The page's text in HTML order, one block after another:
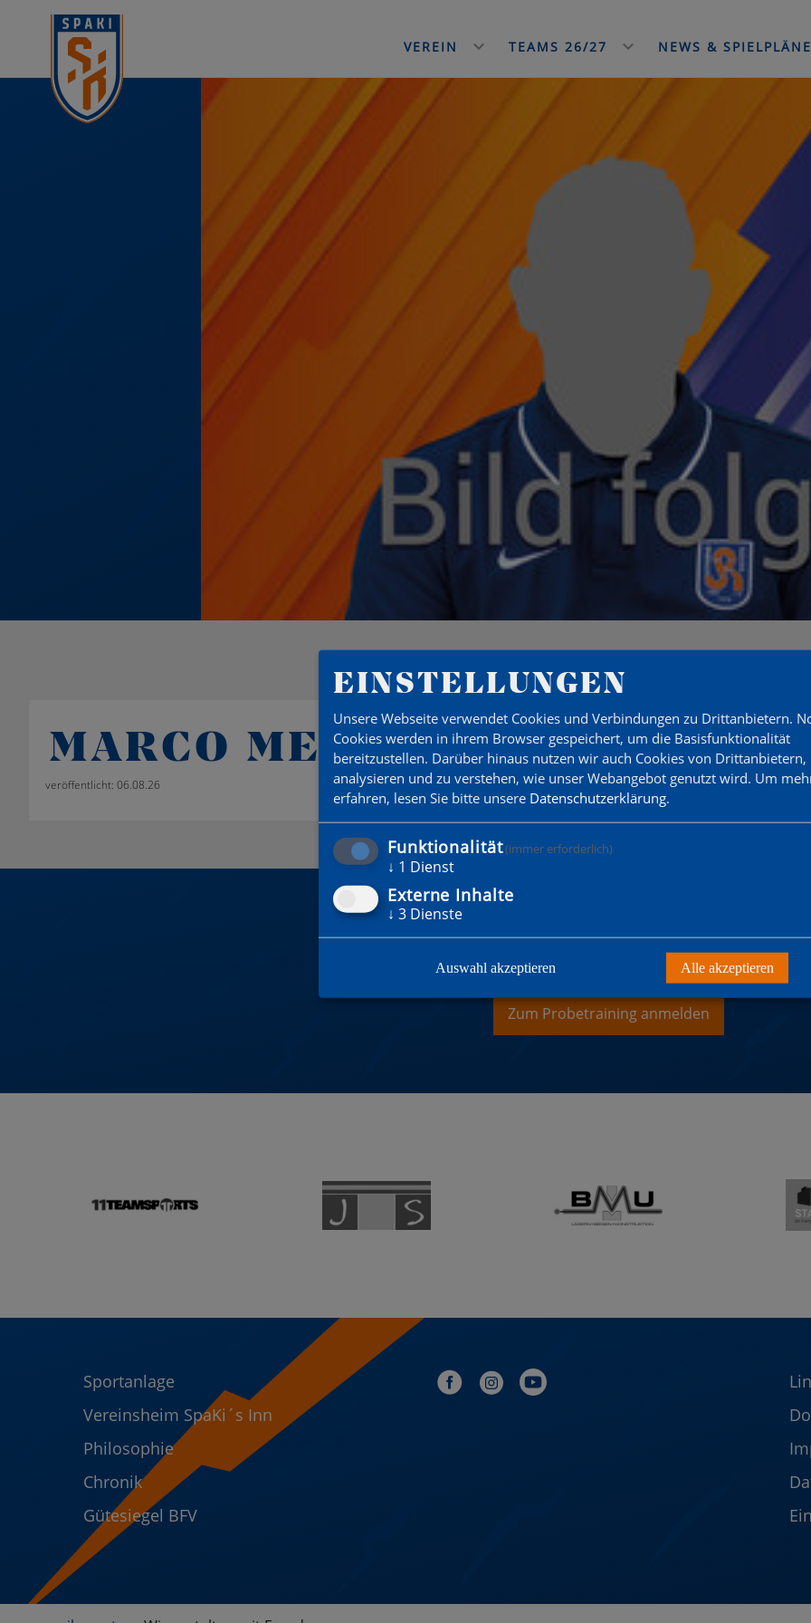
VEREIN TEAMS 26/27 NEWS &
MARCO MELENTIJEVIC
veröffentlicht: 06.08.26
DU WILLST MITGLIED
Zum Probetraining anmelden
Sportanlage
Vereinsheim SpaKi´s Inn
Philosophie
Chronik
Gütesiegel BFV
EINSTELLUNGEN
Unsere Webseite verwendet Cookies und Verbindungen zu Drittanbietern.
Cookies werden in ihrem Browser gespeichert, um die Basisfunktionalität
bereitzustellen. Darüber hinaus nutzen wir auch Cookies von Drittanbietern,
analysieren und zu verstehen, wie unser Webangebot genutzt wird. Um
erfahren, lesen Sie bitte unsere Datenschutzerklärung.
Funktionalität(immer erforderlich)
↓ 1 Dienst
Externe Inhalte
↓ 3 Dienste
Auswahl akzeptieren Alle akzeptieren